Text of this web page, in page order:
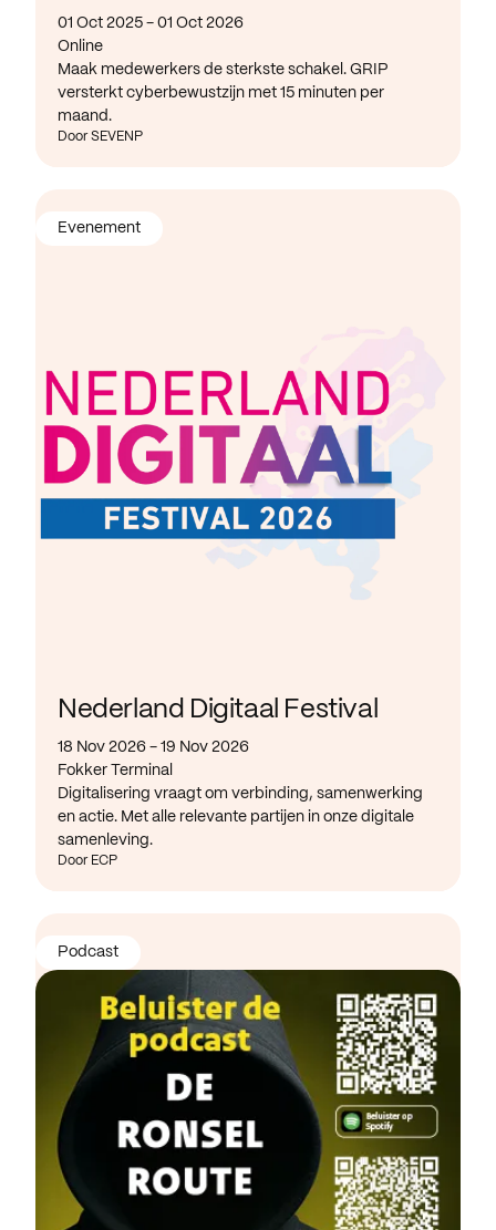
01 Oct 2025 - 01 Oct 2026
Online
Maak medewerkers de sterkste schakel. GRIP
versterkt cyberbewustzijn met 15 minuten per
maand.
Door SEVENP
Nederland Digitaal Festival
18 Nov 2026 - 19 Nov 2026
Fokker Terminal
Digitalisering vraagt om verbinding, samenwerking
en actie. Met alle relevante partijen in onze digitale
samenleving.
Door ECP
Evenement
Podcast